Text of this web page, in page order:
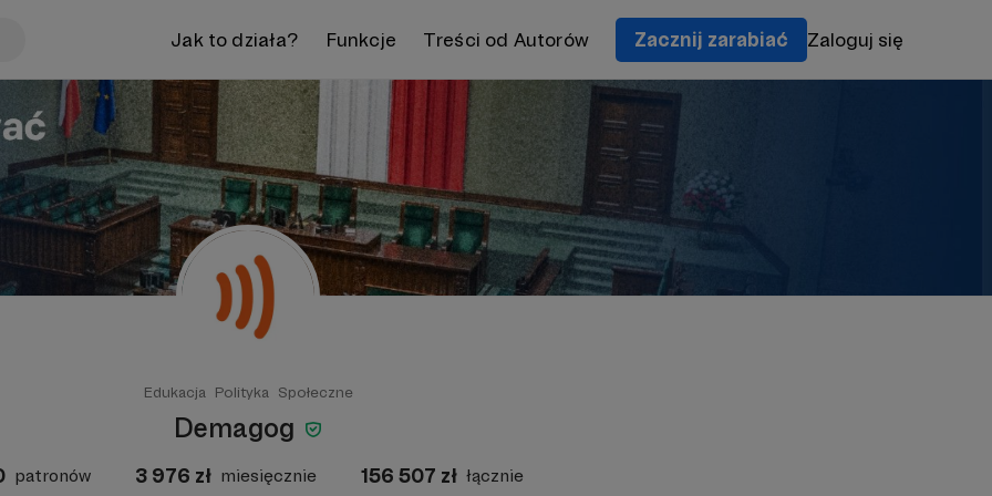
Jak to działa? Funkcje Treści od Autorów Zacznij zarabiać Zaloguj się
Edukacja Polityka Społeczne
Demagog
patronów 3 976 zł miesięcznie 156 507 zł łącznie